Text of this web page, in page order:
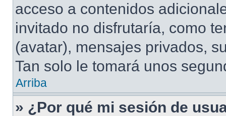
acceso a contenidos
invitado no disfrutaría, como
(avatar), mensajes privados,
Tan solo le tomará unos
Arriba
» ¿Por qué mi sesión de